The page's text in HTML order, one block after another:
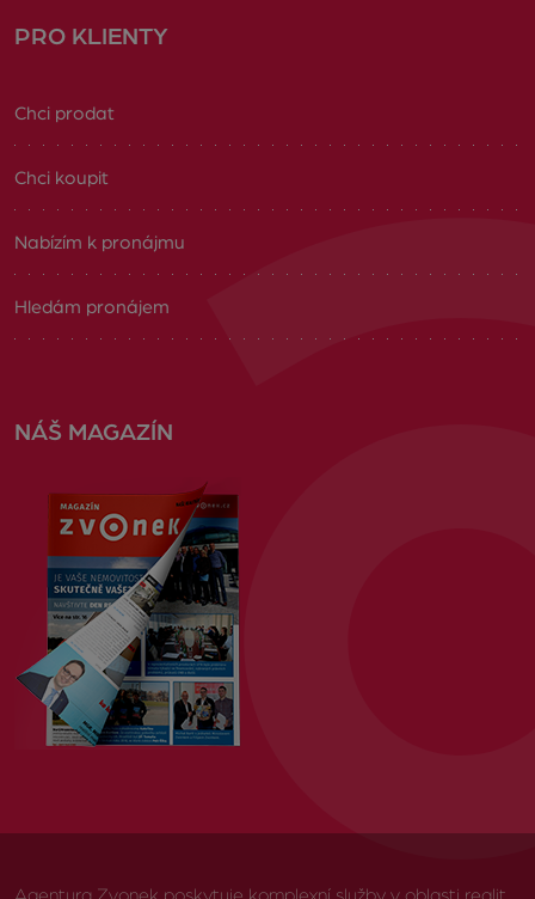
PRO KLIENTY
Chci prodat
Chci koupit
Nabízím k pronájmu
Hledám pronájem
NÁŠ MAGAZÍN
Agentura Zvonek poskytuje komplexní služby v oblasti realit,